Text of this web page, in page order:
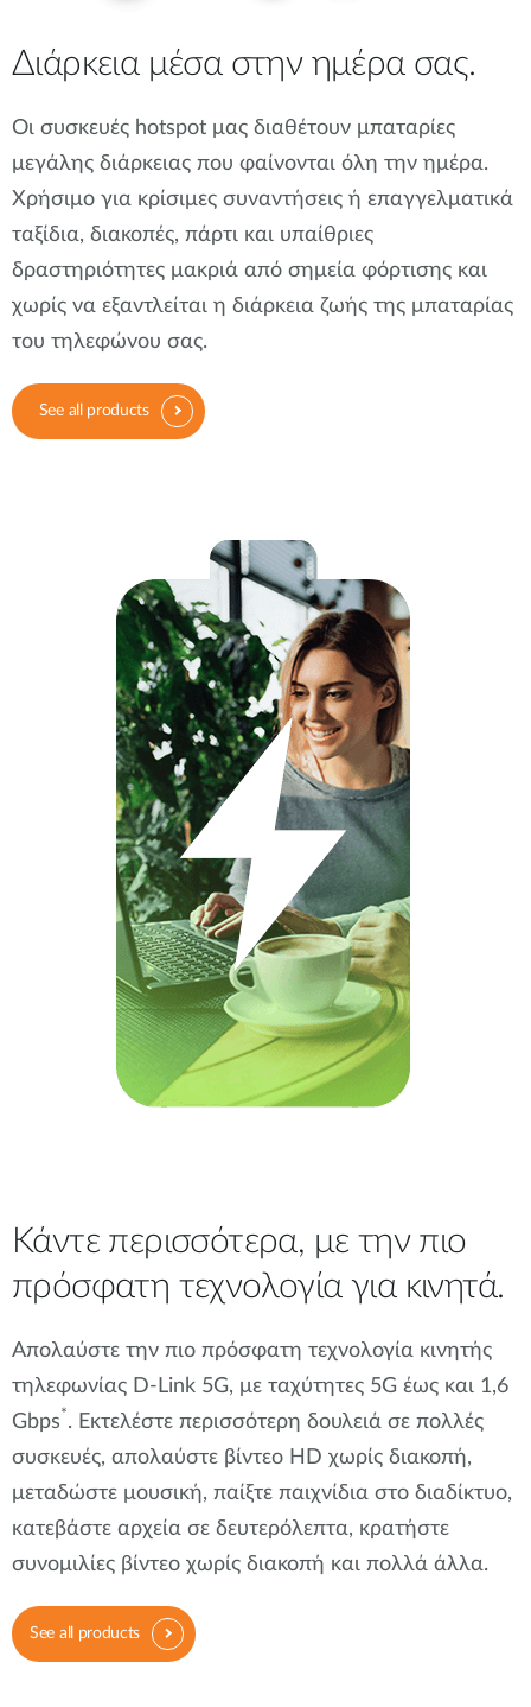
Διάρκεια μέσα στην ημέρα σας.
Οι συσκευές hotspot μας διαθέτουν μπαταρίες
μεγάλης διάρκειας που φαίνονται όλη την ημέρα.
Χρήσιμο για κρίσιμες συναντήσεις ή επαγγελματικά
ταξίδια, διακοπές, πάρτι και υπαίθριες
δραστηριότητες μακριά από σημεία φόρτισης και
χωρίς να εξαντλείται η διάρκεια ζωής της μπαταρίας
του τηλεφώνου σας.
See all products
Κάντε περισσότερα, με την πιο
πρόσφατη τεχνολογία για κινητά.
Απολαύστε την πιο πρόσφατη τεχνολογία κινητής
τηλεφωνίας D-Link 5G, με ταχύτητες 5G έως και 1,6
Gbps*. Εκτελέστε περισσότερη δουλειά σε πολλές
συσκευές, απολαύστε βίντεο HD χωρίς διακοπή,
μεταδώστε μουσική, παίξτε παιχνίδια στο διαδίκτυο,
κατεβάστε αρχεία σε δευτερόλεπτα, κρατήστε
συνομιλίες βίντεο χωρίς διακοπή και πολλά άλλα.
See all products